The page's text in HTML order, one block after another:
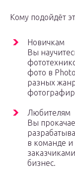
Кому подойдёт
Новичкам
Вы
фото в
разных
Любителям
Вы
в команде
бизнес.